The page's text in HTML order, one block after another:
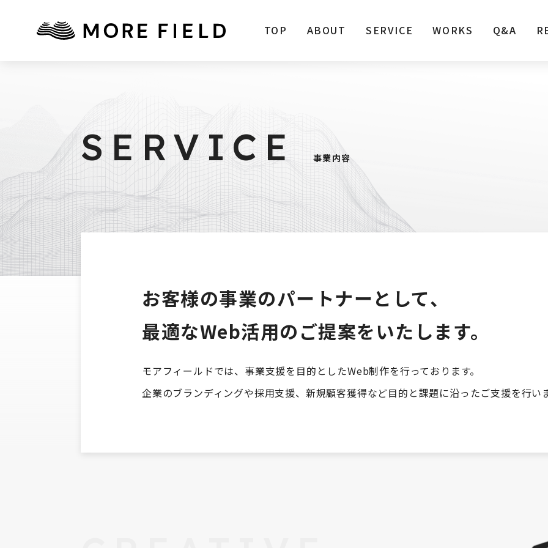
TOP ABOUT SERVICE WORKS Q&A
SERVICE 事業内容
お客様の事業のパートナーとして、
最適なWeb活用のご提案をいたします。
モアフィールドでは、事業支援を目的としたWeb制作を行っております。
企業のブランディングや採用支援、新規顧客獲得など目的と課題に沿ったご支援を行い